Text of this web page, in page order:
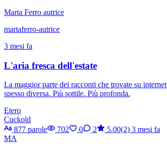
Marta Ferro autrice
martaferro-autrice
3 mesi fa
L'aria fresca dell'estate
La maggior parte dei racconti che trovate su
spesso diversa. Più sottile. Più profonda.
Etero
Cuckold
877 parole
702 0 2 5.00(2) 3 mesi fa
MA